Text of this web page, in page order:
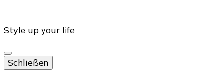
Style up your life
Schließen